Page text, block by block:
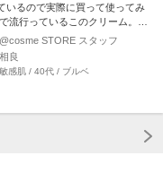
いるので実際に買って使ってみ
かと買ってみま…
@cosme STORE スタッフ
相良
敏感肌 / 40代 / ブルベ